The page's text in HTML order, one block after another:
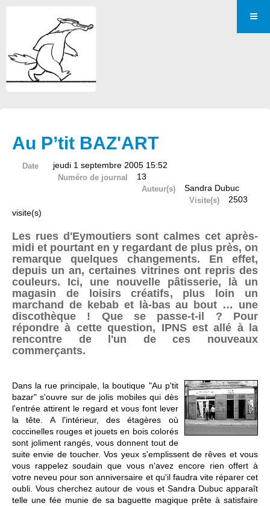
Au P’tit BAZ'ART
Date jeudi 1 septembre 2005 15:52
Numéro de journal 13
Auteur(s) Sandra Dubuc
Visite(s)
2503
visite(s)
Les rues d'Eymoutiers sont calmes cet après-
midi et pourtant en y regardant de plus près, on
remarque quelques changements. En effet,
depuis un an, certaines vitrines ont repris des
couleurs. Ici, une nouvelle pâtisserie, là un
magasin de loisirs créatifs, plus loin un
marchand de kebab et là-bas au bout … une
discothèque ! Que se passe-t-il ? Pour
répondre à cette question, IPNS est allé à la
rencontre de l'un de ces nouveaux
commerçants.
Dans la rue principale, la boutique "Au p'tit
bazar" s'ouvre sur de jolis mobiles qui dès
l'entrée attirent le regard et vous font lever
la tête. A l'intérieur, des étagères où
coccinelles rouges et jouets en bois colorés
sont joliment rangés, vous donnent tout de
suite envie de toucher. Vos yeux s'emplissent de rêves et vous
vous rappelez soudain que vous n'avez encore rien offert à
votre neveu pour son anniversaire et qu'il faudra vite réparer cet
oubli. Vous cherchez autour de vous et Sandra Dubuc apparaît
telle une fée munie de sa baguette magique prête à satisfaire